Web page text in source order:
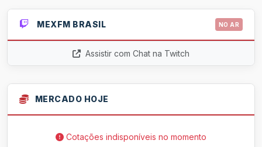
MEXFM BRASIL NO AR
Assistir com Chat na Twitch
MERCADO HOJE
Cotações indisponíveis no momento